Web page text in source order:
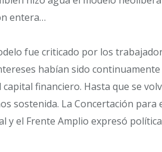
entera…
fue criticado por los
habían sido
capital financiero. Hasta que se
sostenida. La Concertación para
y el Frente Amplio expresó